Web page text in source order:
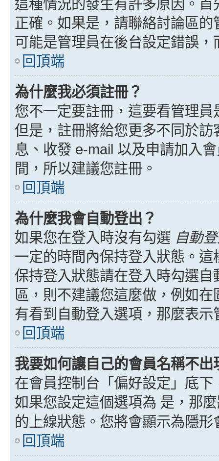
這種情況的發生有許多原因。
正確。如果是，請聯絡討論區
可能是管理員在後台設定錯誤
回頂端
為什麼我必須註冊？
您不一定要註冊，這要看管理
但是，註冊將給您更多不同於
息、收發 e-mail 以及申請加入
間，所以建議您註冊。
回頂端
為什麼我會自動登出？
如果您在登入時沒有勾選 自動
一定的時間內保持登入狀態。
保持登入狀態請在登入時勾選
區，則不建議您這麼做，例如
有看到自動登入選項，那麼表
回頂端
我要如何讓自己的會員名稱不
在會員控制台「偏好設定」底
如果您設定這個選項為 是 ，那
的上線狀態。您將會顯示為隱形
回頂端